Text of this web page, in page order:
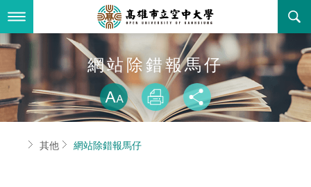
到
要
內最新消息
全部公告
教務公告
學系公告
關於本校
空大簡介
立案證明
本校位置
行政單位
行政單位簡介
學術單位
網站除錯報馬仔
略過字型切
放大
列印 分享
首頁其他 網站除錯報馬仔